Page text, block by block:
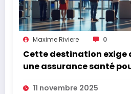
Maxime Riviere 0
Cette destination exige
une assurance santé
être visitée
11 novembre 2025